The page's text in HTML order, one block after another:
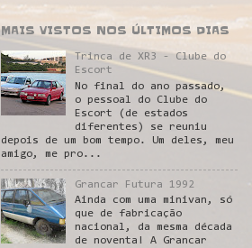
MAIS VISTOS NOS ÚLTIMOS DIAS
Trinca de XR3 - Clube do
Escort
No final do ano passado,
o pessoal do Clube do
Escort (de estados
diferentes) se reuniu
depois de um bom tempo. Um deles, meu
amigo, me pro...
Grancar Futura 1992
Ainda com uma minivan, só
que de fabricação
nacional, da mesma década
de noventa! A Grancar